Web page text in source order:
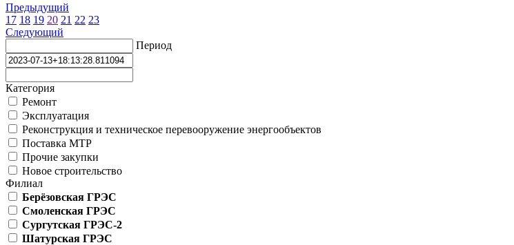
Предыдущий
17 18 19 20 21 22 23
Следующий
Период
Категория
Ремонт
Эксплуатация
Реконструкция и техническое перевооружение энергообъектов
Поставка МТР
Прочие закупки
Новое строительство
Филиал
Берёзовская ГРЭС
Смоленская ГРЭС
Сургутская ГРЭС-2
Шатурская ГРЭС